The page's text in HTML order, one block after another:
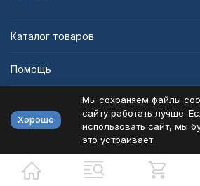
Каталог товаров
Помощь
Политика персональных данных
Разработано в bodysite.ru
Хорошо
Мы сохраняем файлы
сайту работать лучше.
использовать сайт, мы
это устраивает.